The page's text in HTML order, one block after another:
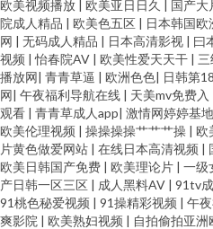
色仑库 欧美日本国产婷婷精品 在线视
欧美视频播放 | 欧美亚日日久 | 国产大
院成人精品 | 欧美色五区 | 日本韩国欧
网 | 无码成人精品 | 日本高清影视 | 曰
视频 |怡春院AV | 欧美性爱天天干 |
播放网| 青青草逼 | 欧洲色色| 日韩第
网| 午夜福利导航在线 | 天美mv免费入
观看 | 青青草成人app| 激情网婷婷基地
欧美伦理视频 | 操操操操艹艹艹操 | 欧
片黄色做爱网站 | 在线日本高清视频 |
欧美日韩国产免费 | 欧美理论片 | 一级
产日韩一区三区 | 成人黑料AV | 91tv
91桃色秘爱视频 | 91操精彩视频 | 午
爽影院 | 欧美熟妇视频 | 自拍偷拍亚洲